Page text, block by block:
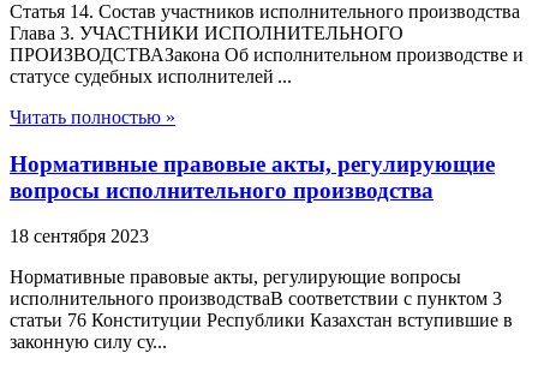
Статья 14. Состав участников исполнительного производства
Глава 3. УЧАСТНИКИ ИСПОЛНИТЕЛЬНОГО
ПРОИЗВОДСТВАЗакона Об исполнительном производстве и
статусе судебных исполнителей ...
Читать полностью »
Нормативные правовые акты, регулирующие
вопросы исполнительного производства
18 сентября 2023
Нормативные правовые акты, регулирующие вопросы
исполнительного производстваВ соответствии с пунктом 3
статьи 76 Конституции Республики Казахстан вступившие в
законную силу су...